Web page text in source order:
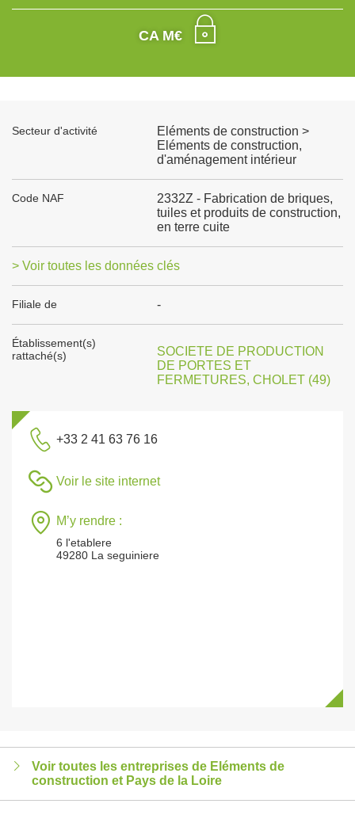
CA M€
Secteur d'activité
Eléments de construction >
Eléments de construction,
d'aménagement intérieur
Code NAF
2332Z - Fabrication de briques,
tuiles et produits de construction,
en terre cuite
> Voir toutes les données clés
Filiale de -
Établissement(s)
rattaché(s)
SOCIETE DE PRODUCTION
DE PORTES ET
FERMETURES, CHOLET (49)
+33 2 41 63 76 16
Voir le site internet
M’y rendre :
6 l'etablere
49280 La seguiniere
Voir toutes les entreprises de Eléments de
construction et Pays de la Loire